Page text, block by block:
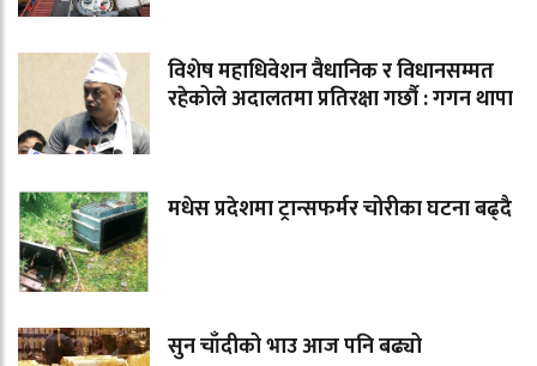
विशेष महाधिवेशन वैधानिक र विधानसम्मत
रहेकोले अदालतमा प्रतिरक्षा गर्छौ : गगन थापा
मधेस प्रदेशमा ट्रान्सफर्मर चोरीका घटना बढ्दै
सुन चाँदीको भाउ आज पनि बढ्यो